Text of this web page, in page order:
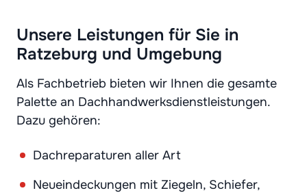
Unsere Leistungen für Sie in
Ratzeburg und Umgebung
Als Fachbetrieb bieten wir Ihnen die gesamte
Palette an Dachhandwerksdienstleistungen.
Dazu gehören:
Dachreparaturen aller Art
Neueindeckungen mit Ziegeln, Schiefer,